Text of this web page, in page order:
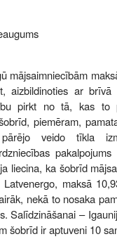
mājsaimniecībām
aizbildinoties ar
pirkt no tā, kas to
piemēram,
veido tīkla
liecina, ka šobrīd
maksā
nekā to nosaka
Salīdzināšanai –
šobrīd ir aptuveni 10